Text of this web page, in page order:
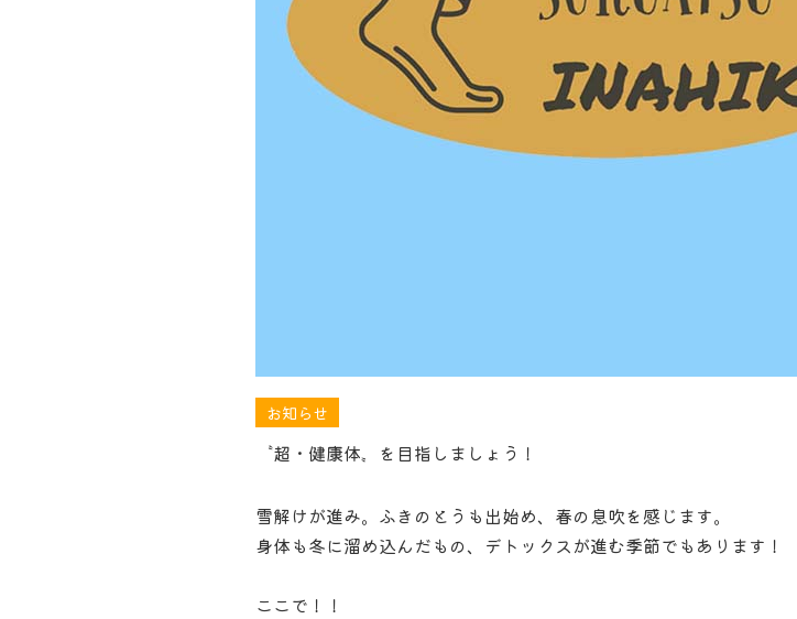
お知らせ
〝超・健康体〟を目指しましょう！
雪解けが進み。ふきのとうも出始め、春の息吹を感じます。
身体も冬に溜め込んだもの、デトックスが進む季節でもあります！
ここで！！